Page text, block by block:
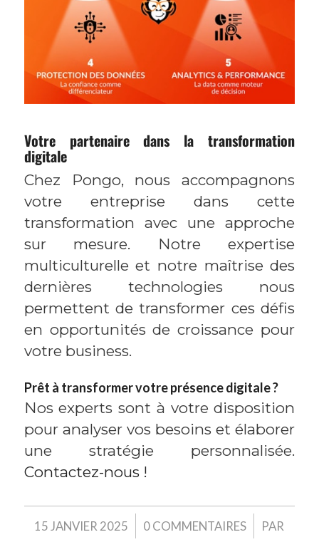
Votre partenaire dans la transformation
digitale
Chez Pongo, nous accompagnons
votre entreprise dans cette
transformation avec une approche
sur mesure. Notre expertise
multiculturelle et notre maîtrise des
dernières technologies nous
permettent de transformer ces défis
en opportunités de croissance pour
votre business.
Prêt à transformer votre présence digitale ?
Nos experts sont à votre disposition
pour analyser vos besoins et élaborer
une stratégie personnalisée.
Contactez-nous !
15 JANVIER 2025
/ 0 COMMENTAIRES
/
PAR